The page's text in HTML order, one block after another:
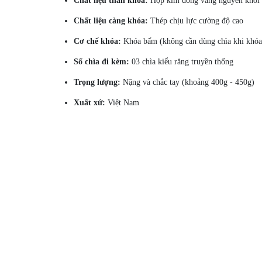
Chất liệu càng khóa: Thép chịu lực cường độ cao
Cơ chế khóa: Khóa bấm (không cần dùng chìa khi
Số chìa đi kèm: 03 chìa kiểu răng truyền thống
Trọng lượng: Nặng và chắc tay (khoảng 400g - 450g)
Xuất xứ: Việt Nam